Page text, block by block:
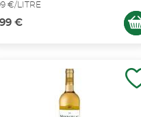
€/LITRE
€